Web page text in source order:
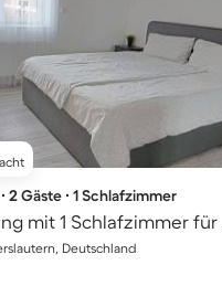
2 Gäste ∙ 1 Schlafzimmer
Deutschland